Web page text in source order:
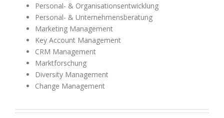
Personal- & Organisationsentwicklung
Personal- & Unternehmensberatung
Marketing Management
Key Account Management
CRM Management
Marktforschung
Diversity Management
Change Management